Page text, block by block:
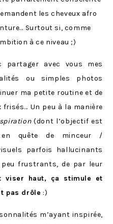
les cheveux afro
Surtout si, comme
à ce niveau ;)
partager avec vous mes
ou simples photos
ma petite routine et de
frisés… Un peu à la manière
(dont l’objectif est
quête de minceur /
parfois hallucinants
frustrants, de par leur
viser haut, ça stimule et
pas drôle :)
m’ayant inspirée,